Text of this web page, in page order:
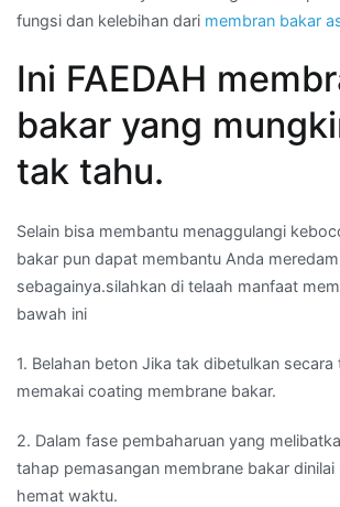
fungsi dan kelebihan dari membran bakar
Ini FAEDAH
bakar yang
tak tahu.
Selain bisa membantu menaggulangi
bakar pun dapat membantu Anda
sebagainya.silahkan di telaah manfaat
bawah ini
1. Belahan beton Jika tak dibetulkan
memakai coating membrane bakar.
2. Dalam fase pembaharuan yang
tahap pemasangan membrane bakar dinilai
hemat waktu.